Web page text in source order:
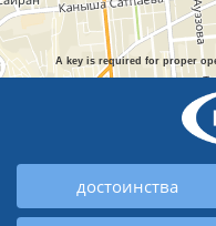
A key is required for proper
достоинства